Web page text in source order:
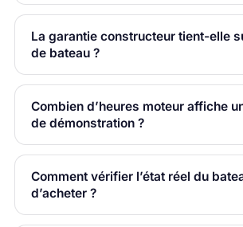
La garantie constructeur tient-elle
de bateau ?
Combien d’heures moteur affiche
de démonstration ?
Comment vérifier l’état réel du
d’acheter ?